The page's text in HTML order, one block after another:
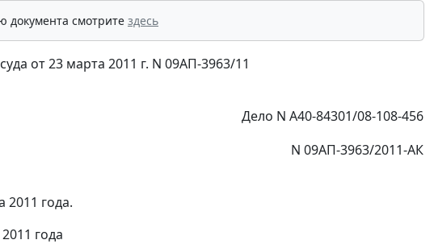
документа смотрите здесь
от 23 марта 2011 г. N 09АП-3963/11
Дело N А40-84301/08-108-456
N 09АП-3963/2011-АК
2011 года.
года